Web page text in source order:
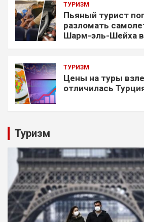
ТУРИЗМ
Пьяный турист
разломать
Шарм-эль-Шейха
ТУРИЗМ
Цены на туры
отличилась
Туризм